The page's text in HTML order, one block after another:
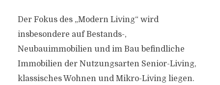
Der Fokus des „Modern Living“ wird
insbesondere auf Bestands-,
Neubauimmobilien und im Bau befindliche
Immobilien der Nutzungsarten Senior-Living,
klassisches Wohnen und Mikro-Living liegen.